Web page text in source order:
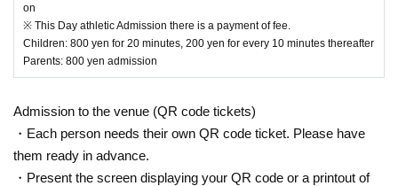
In addition, we may refuse admission in the following cases. Thank you
for your understanding.
・ When only children who cannot walk independently are Admission
If you have any concerns or questions regarding admission, please Inqu
iries the store.
We appreciate your understanding and cooperation.
on
※ This Day athletic Admission there is a payment of fee.
Children: 800 yen for 20 minutes, 200 yen for every 10 minutes thereafter
Parents: 800 yen admission
Admission to the venue (QR code tickets)
・Each person needs their own QR code ticket. Please have
them ready in advance.
・Present the screen displaying your QR code or a printout of